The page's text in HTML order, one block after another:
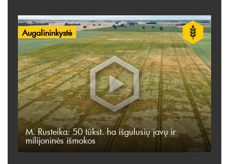
Augalininkystė
M. Rusteika: 50 tūkst. ha išgulusių javų ir
milijoninės išmokos